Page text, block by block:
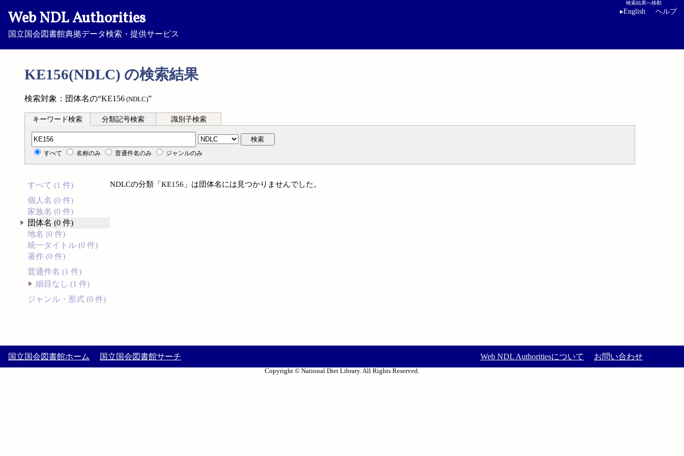
Web NDL Authorities
国立国会図書館典拠データ検索・提供サービス
検索結果へ移動
▸English ヘルプ
KE156(NDLC) の検索結果
検索対象：団体名の“KE156 (NDLC)”
キーワード検索 分類記号検索 識別子検索
分類記号検索 検索
すべて 名称のみ 普通件名のみ ジャンルのみ
すべて (1 件)
個人名 (0 件)
家族名 (0 件)
団体名 (0 件)
地名 (0 件)
統一タイトル (0 件)
著作 (0 件)
普通件名 (1 件)
細目なし (1 件)
ジャンル・形式 (0 件)
NDLCの分類「KE156」は団体名には見つかりませんでした。
国立国会図書館ホーム 国立国会図書館サーチ Web NDL Authoritiesについて お問い合わせ
Copyright © National Diet Library. All Rights Reserved.